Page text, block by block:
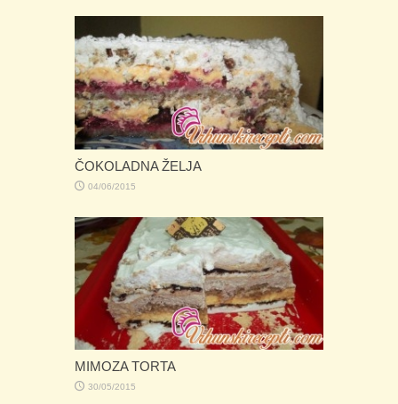
ČOKOLADNA ŽELJA
04/06/2015
MIMOZA TORTA
30/05/2015